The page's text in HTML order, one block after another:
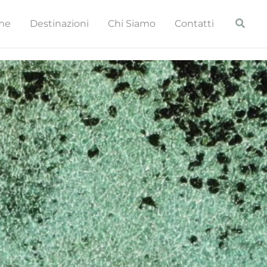
Destinazioni Chi Siamo Contatti Cerca